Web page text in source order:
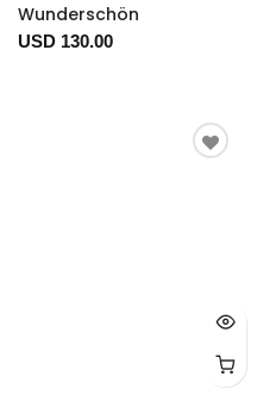
Wunderschön
USD 130.00